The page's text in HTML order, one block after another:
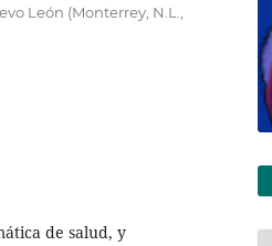
León (Monterrey, N.L.,
de salud, y